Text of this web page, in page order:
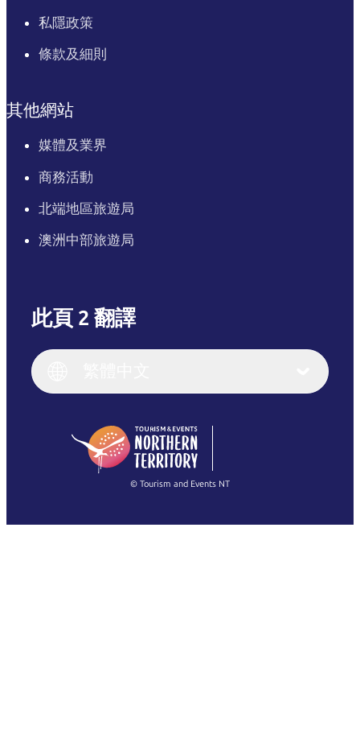
私隱政策
條款及細則
其他網站
媒體及業界
商務活動
北端地區旅遊局
澳洲中部旅遊局
此頁 2 翻譯
English (US)
English
(Singapore)
Français
繁體中文
© Tourism and Events NT